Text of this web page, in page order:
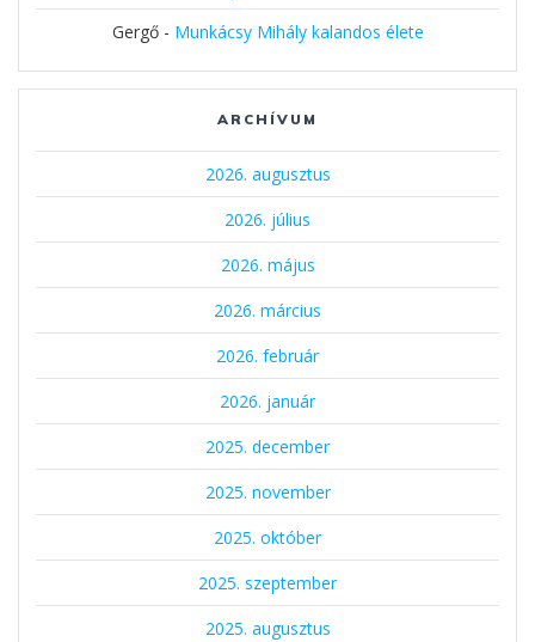
Gergő- Munkácsy Mihály kalandos élete
ARCHÍVUM
2026. augusztus
2026. július
2026. május
2026. március
2026. február
2026. január
2025. december
2025. november
2025. október
2025. szeptember
2025. augusztus